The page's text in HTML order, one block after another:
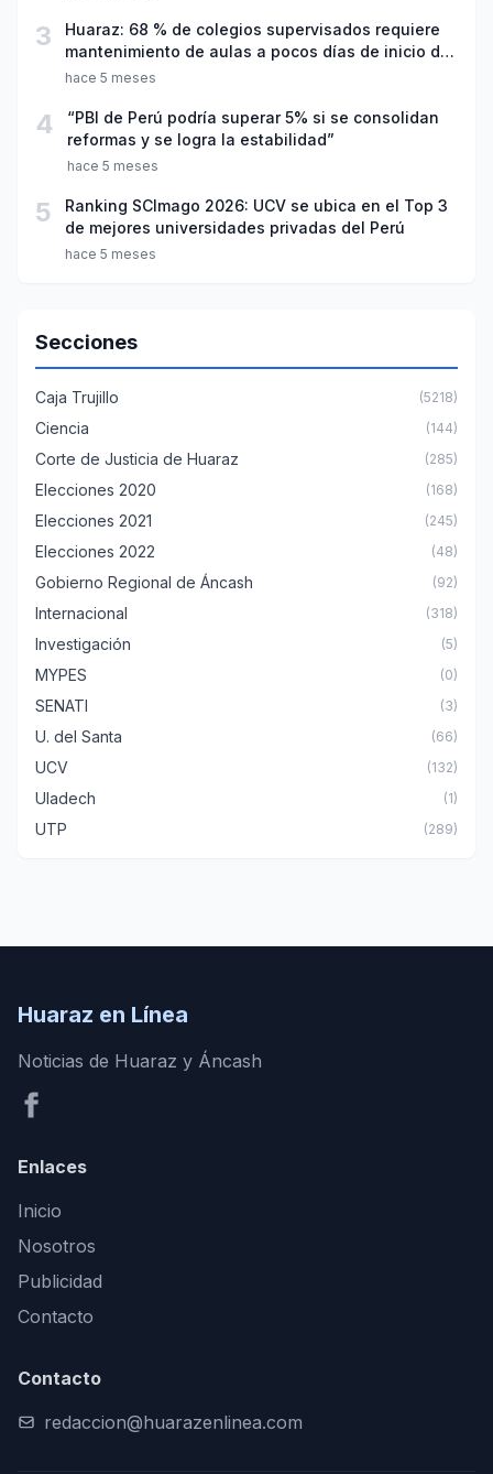
3
Huaraz: 68 % de colegios supervisados requiere
mantenimiento de aulas a pocos días de inicio del
año escolar 2026
hace 5 meses
4
“PBI de Perú podría superar 5% si se consolidan
reformas y se logra la estabilidad”
hace 5 meses
5
Ranking SCImago 2026: UCV se ubica en el Top 3
de mejores universidades privadas del Perú
hace 5 meses
Secciones
Caja Trujillo (5218)
Ciencia (144)
Corte de Justicia de Huaraz (285)
Elecciones 2020 (168)
Elecciones 2021 (245)
Elecciones 2022 (48)
Gobierno Regional de Áncash (92)
Internacional (318)
Investigación (5)
MYPES (0)
SENATI (3)
U. del Santa (66)
UCV (132)
Uladech (1)
UTP (289)
Huaraz en Línea
Noticias de Huaraz y Áncash
Enlaces
Inicio
Nosotros
Publicidad
Contacto
Contacto
redaccion@huarazenlinea.com